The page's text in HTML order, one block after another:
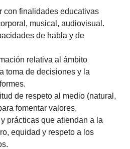
con finalidades educativas
musical, audiovisual.
de habla y de
relativa al ámbito
toma de decisiones y la
de respeto al medio (natural,
fomentar valores,
prácticas que atiendan a la
equidad y respeto a los